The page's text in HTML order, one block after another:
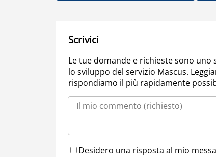
Scrivici
Le tue domande e richieste sono
lo sviluppo del servizio Mascus.
rispondiamo il più rapidamente
Desidero una risposta al mio